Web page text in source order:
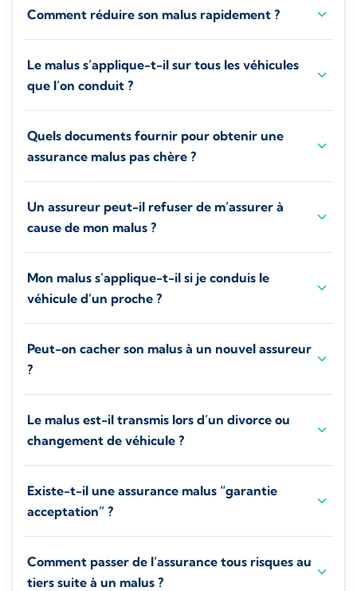
Comment réduire son malus rapidement ?
Le malus s’applique-t-il sur tous les véhicules
que l’on conduit ?
Quels documents fournir pour obtenir une
assurance malus pas chère ?
Un assureur peut-il refuser de m’assurer à
cause de mon malus ?
Mon malus s’applique-t-il si je conduis le
véhicule d’un proche ?
Peut-on cacher son malus à un nouvel assureur
?
Le malus est-il transmis lors d’un divorce ou
changement de véhicule ?
Existe-t-il une assurance malus “garantie
acceptation” ?
Comment passer de l’assurance tous risques au
tiers suite à un malus ?